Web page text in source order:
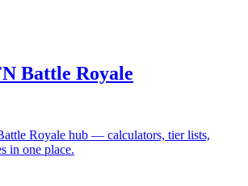
Battle Royale
Royale hub — calculators, tier lists,
in one place.